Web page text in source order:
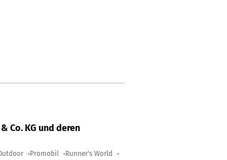
Co. KG und deren
Promobil Runner's World